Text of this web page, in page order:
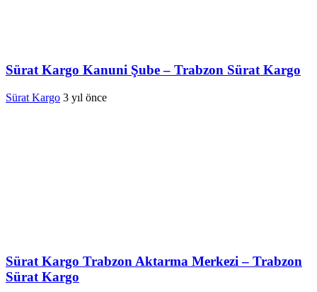
Sürat Kargo Kanuni Şube – Trabzon Sürat Kargo
Sürat Kargo 3 yıl önce
Sürat Kargo Trabzon Aktarma Merkezi – Trabzon
Sürat Kargo